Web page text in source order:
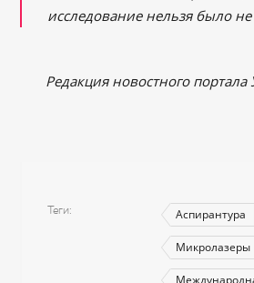
исследование нельзя было
Редакция новостного
Теги Аспирантура
Микролазеры